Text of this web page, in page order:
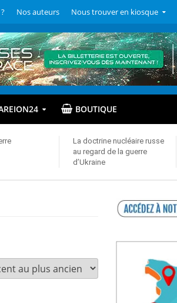
Nos auteurs Nous trouver en kiosque
BOUTIQUE
La doctrine nucléaire russe
au regard de la guerre
d’Ukraine